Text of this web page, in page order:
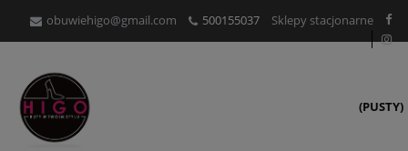
obuwiehigo@gmail.com 500155037 Sklepy stacjonarne
(PUSTY)